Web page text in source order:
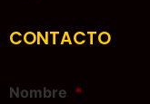
CONTACTO
Nombre *